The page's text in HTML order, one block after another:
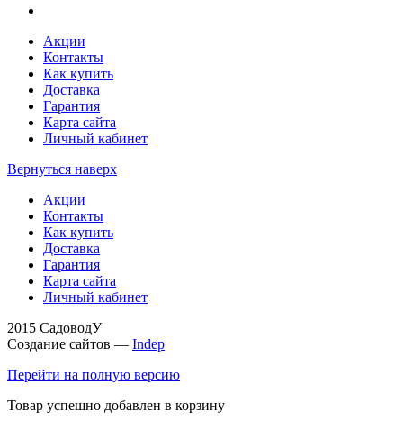
Акции
Контакты
Как купить
Доставка
Гарантия
Карта сайта
Личный кабинет
Вернуться наверх
Акции
Контакты
Как купить
Доставка
Гарантия
Карта сайта
Личный кабинет
2015 СадоводУ
Создание сайтов — Indep
Перейти на полную версию
Товар успешно добавлен в корзину